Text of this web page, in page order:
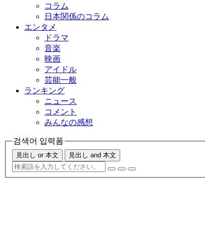
コラム
日本関係のコラム
エンタメ
ドラマ
音楽
映画
アイドル
芸能一般
ランキング
ニュース
コメント
みんなの感想
검색어 입력폼
見出し or 本文 見出し and 本文